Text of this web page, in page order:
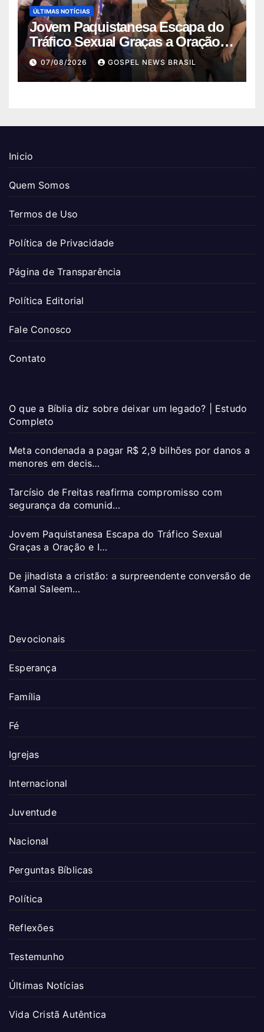
ÚLTIMAS NOTÍCIAS
Jovem Paquistanesa Escapa do
Tráfico Sexual Graças a Oração e
I…07/08/2026 GOSPEL NEWS BRASIL
Inicio
Quem Somos
Termos de Uso
Política de Privacidade
Página de Transparência
Política Editorial
Fale Conosco
Contato
O que a Bíblia diz sobre deixar um legado? | Estudo
Completo
Meta condenada a pagar R$ 2,9 bilhões por danos a
menores em decis…
Tarcísio de Freitas reafirma compromisso com
segurança da comunid…
Jovem Paquistanesa Escapa do Tráfico Sexual
Graças a Oração e I…
De jihadista a cristão: a surpreendente conversão de
Kamal Saleem…
Devocionais
Esperança
Família
Fé
Igrejas
Internacional
Juventude
Nacional
Perguntas Bíblicas
Política
Reflexões
Testemunho
Últimas Notícias
Vida Cristã Autêntica